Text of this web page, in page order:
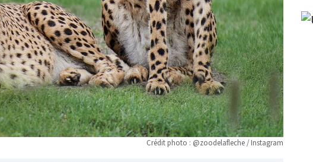
Crédit photo : @zoodelafleche / Instagram